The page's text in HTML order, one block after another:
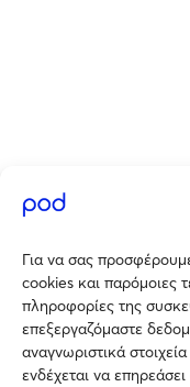
Για να σας
cookies και παρόμοιες
πληροφορίες της
επεξεργαζόμαστε
αναγνωριστικά
ενδέχεται να